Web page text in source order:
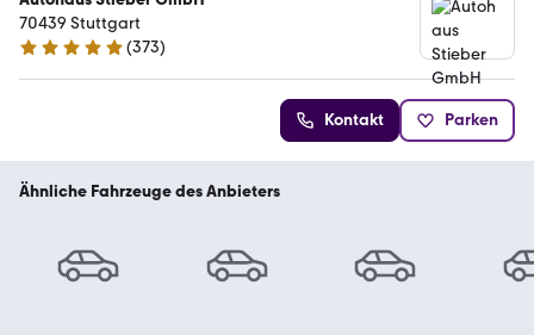
70439 Stuttgart
4.9 Sterne
(373)
Kontakt Parken
Ähnliche Fahrzeuge des Anbieters